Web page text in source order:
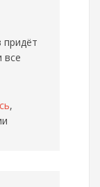
все
,